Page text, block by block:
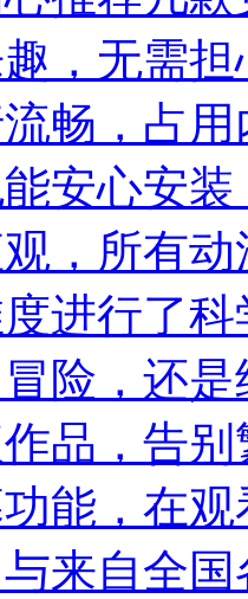
，无需
畅，占
安心安
，所有
进行了
险，还
品，告
能，在
来自全